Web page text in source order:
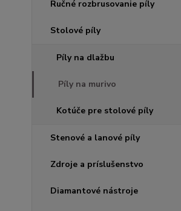
Ručné rozbrusovanie píly
Stolové píly
Píly na dlažbu
Píly na murivo
Kotúče pre stolové píly
Stenové a lanové píly
Zdroje a príslušenstvo
Diamantové nástroje